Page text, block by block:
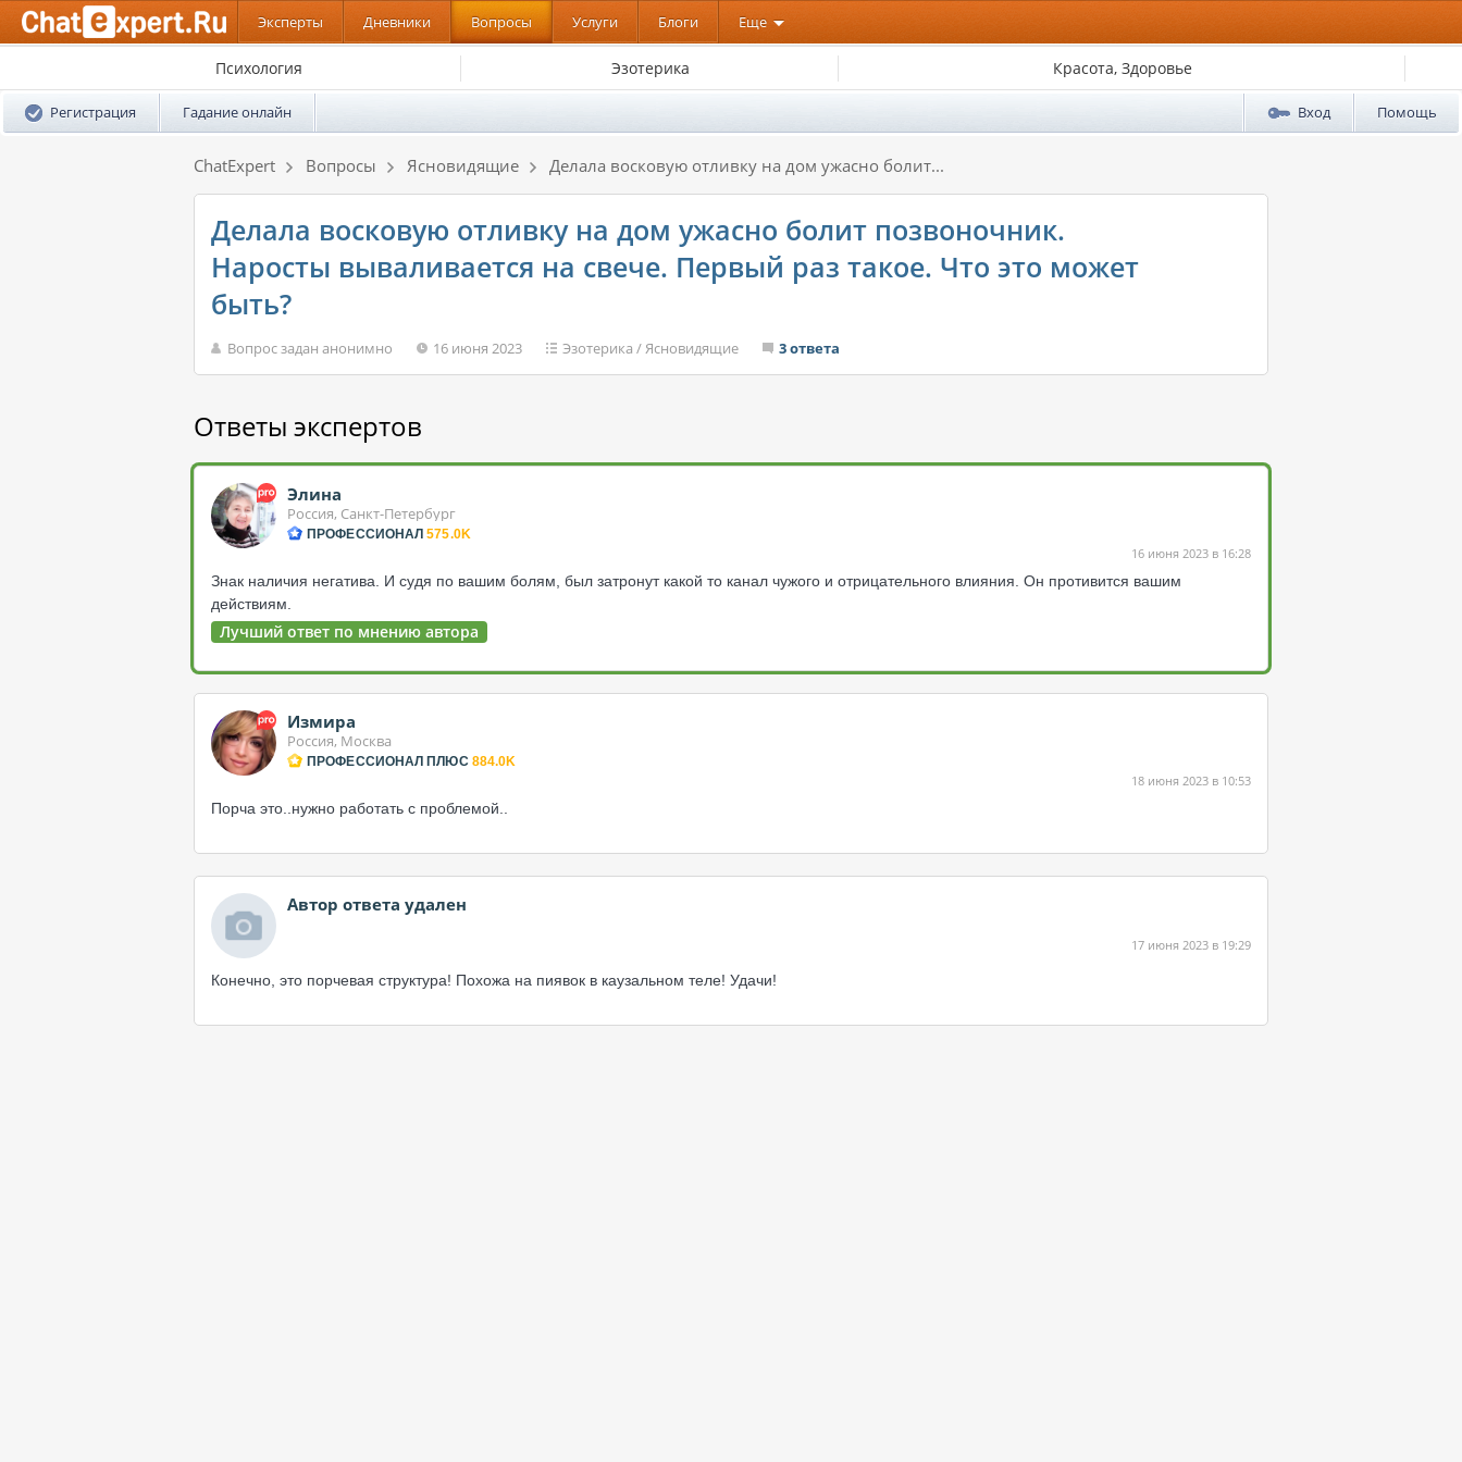
Эксперты Дневники Вопросы Услуги Блоги Еще
Психология Эзотерика Красота, Здоровье
Регистрация Гадание онлайн Вход Помощь
ChatExpert Вопросы Ясновидящие Делала восковую отливку на дом ужасно болит...
Делала восковую отливку на дом ужасно болит позвоночник.
Наросты вываливается на свече. Первый раз такое. Что это может
быть?
Вопрос задан анонимно 16 июня 2023 Эзотерика /Ясновидящие 3 ответа
Ответы экспертов
Элина
Россия, Санкт-Петербург
ПРОФЕССИОНАЛ 575.0K
16 июня 2023 в 16:28
Знак наличия негатива. И судя по вашим болям, был затронут какой то канал чужого и отрицательного влияния. Он противится вашим
действиям.
Лучший ответ по мнению автора
Измира
Россия, Москва
ПРОФЕССИОНАЛ ПЛЮС 884.0K
18 июня 2023 в 10:53
Порча это..нужно работать с проблемой..
Автор ответа удален
17 июня 2023 в 19:29
Конечно, это порчевая структура! Похожа на пиявок в каузальном теле! Удачи!